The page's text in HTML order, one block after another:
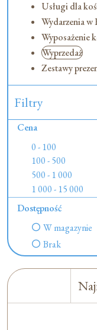
Usługi dla
Wydarzenia
Wyposażenie
Wyprzedaż
Zestawy
Filtry
Cena
0 - 100
100 - 500
500 - 1 000
1 000 - 15 000
Dostępność
W magazynie
Brak